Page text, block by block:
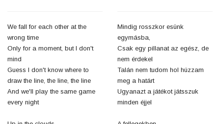
We fall for each other at the
wrong time
Only for a moment, but I don't
mind
Guess I don't know where to
draw the line, the line, the line
And we'll play the same game
every night
Mindig rosszkor esünk
egymásba,
Csak egy pillanat az egész, de
nem érdekel
Talán nem tudom hol húzzam
meg a határt
Ugyanazt a játékot játsszuk
minden éjjel